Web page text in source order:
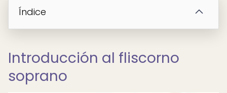
Índice
Introducción al fliscorno
soprano